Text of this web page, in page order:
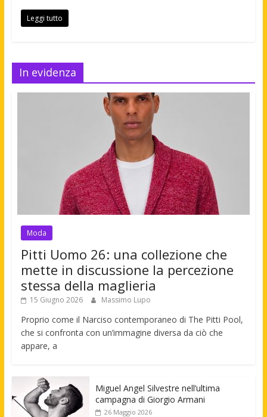
Leggi tutto
In evidenza
Moda
Pitti Uomo 26: una collezione che
mette in discussione la percezione
stessa della maglieria
15 Giugno 2026 Massimo Lupo
Proprio come il Narciso contemporaneo di The Pitti Pool,
che si confronta con un’immagine diversa da ciò che
appare, a
Miguel Angel Silvestre nell’ultima
campagna di Giorgio Armani
26 Maggio 2026